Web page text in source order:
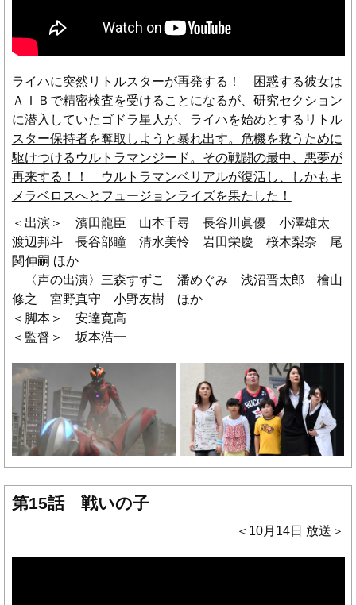
ライハに突然リトルスターが再発する！ 困惑する彼女は
ＡＩＢで精密検査を受けることになるが、研究セクション
に潜入していたゴドラ星人が、ライハを始めとするリトル
スター保持者を奪取しようと暴れ出す。危機を救うために
駆けつけるウルトラマンジード。その戦闘の最中、悪夢が
再来する！！ ウルトラマンベリアルが復活し、しかもキ
メラベロスへとフュージョンライズを果たした！
＜出演＞ 濱田龍臣 山本千尋 長谷川眞優 小澤雄太
渡辺邦斗 長谷部瞳 清水美怜 岩田栄慶 桜木梨奈 尾
関伸嗣 ほか
〈声の出演〉三森すずこ 潘めぐみ 浅沼晋太郎 檜山
修之 宮野真守 小野友樹 ほか
＜脚本＞ 安達寛高
＜監督＞ 坂本浩一
第15話 戦いの子
＜10月14日 放送＞